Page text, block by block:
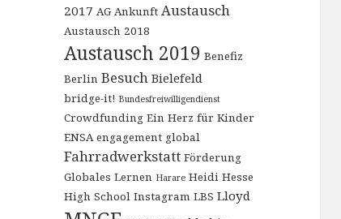
2017 AG Ankunft Austausch
Austausch 2018
Austausch 2019 Benefiz
Berlin Besuch Bielefeld
bridge-it! Bundesfreiwilligendienst
Crowdfunding Ein Herz für Kinder
ENSA engagement global
Fahrradwerkstatt Förderung
Globales Lernen Harare Heidi Hesse
High School Instagram LBS Lloyd